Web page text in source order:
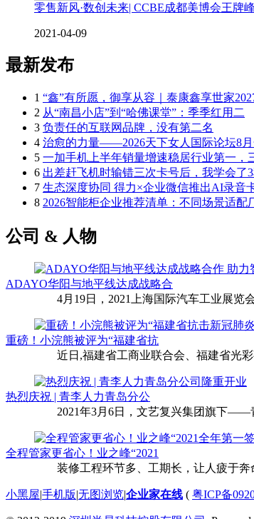
零售新风·数创未来| CCBE成都美博会王牌峰
2021-04-09
最新发布
1 “鑫”有所愿，御享从容｜泰康鑫享世家
2 从“南昌小店”到“哈佛课堂”：季季红用二
3 负责任的互联网品牌，没有第二名
4 治愈的力量——2026天下女人国际论坛8
5 一加手机上半年销量增速稳居行业第一，
6 出差赶飞机时输错三次卡号后，我学会了
7 生态深度协同 得力×企业微信推出AI录音
8 2026智能柜企业推荐清单：不同场景适配
公司 & 人物
ADAYO华阳与地平线达成战略合
4月19日，2021上海国际汽车工业展览
重磅！小浣熊被评为“福建省抗
近日,福建省工商业联合会、福建省光彩
热烈庆祝 | 青李人力青岛分公
2021年3月6日，文艺复兴集团旗下——
全程管家更省心！业之峰“2021
装修工程环节多、工期长，让人疲于奔
小黑屋|手机版|无图浏览|企业家在线 ( 粤ICP备